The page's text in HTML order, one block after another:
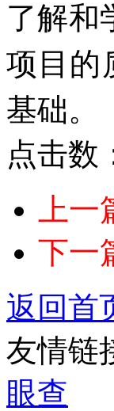
了解和
项目的
基础。
点击数
上一
下一
返回首
友情
眼查